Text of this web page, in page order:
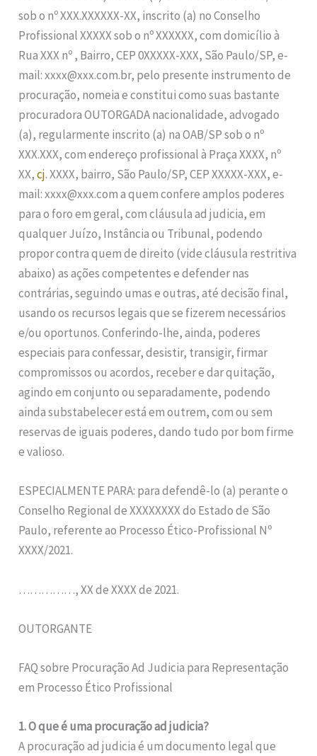
sob o nº XXX.XXXXXX-XX, inscrito (a) no Conselho
Profissional XXXXX sob o nº XXXXXX, com domicílio à
Rua XXX nº , Bairro, CEP 0XXXXX-XXX, São Paulo/SP, e-
mail: xxxx@xxx.com.br, pelo presente instrumento de
procuração, nomeia e constitui como suas bastante
procuradora OUTORGADA nacionalidade, advogado
(a), regularmente inscrito (a) na OAB/SP sob o nº
XXX.XXX, com endereço profissional à Praça XXXX, nº
XX,cj. XXXX, bairro, São Paulo/SP, CEP XXXXX-XXX, e-
mail: xxxx@xxx.com a quem confere amplos poderes
para o foro em geral, com cláusula ad judicia, em
qualquer Juízo, Instância ou Tribunal, podendo
propor contra quem de direito (vide cláusula restritiva
abaixo) as ações competentes e defender nas
contrárias, seguindo umas e outras, até decisão final,
usando os recursos legais que se fizerem necessários
e/ou oportunos. Conferindo-lhe, ainda, poderes
especiais para confessar, desistir, transigir, firmar
compromissos ou acordos, receber e dar quitação,
agindo em conjunto ou separadamente, podendo
ainda substabelecer está em outrem, com ou sem
reservas de iguais poderes, dando tudo por bom firme
e valioso.
ESPECIALMENTE PARA: para defendê-lo (a) perante o
Conselho Regional de XXXXXXXX do Estado de São
Paulo, referente ao Processo Ético-Profissional Nº
XXXX/2021.
……………, XX de XXXX de 2021.
OUTORGANTE
FAQ sobre Procuração Ad Judicia para Representação
em Processo Ético Profissional
1. O que é uma procuração ad judicia?
A procuração ad judicia é um documento legal que